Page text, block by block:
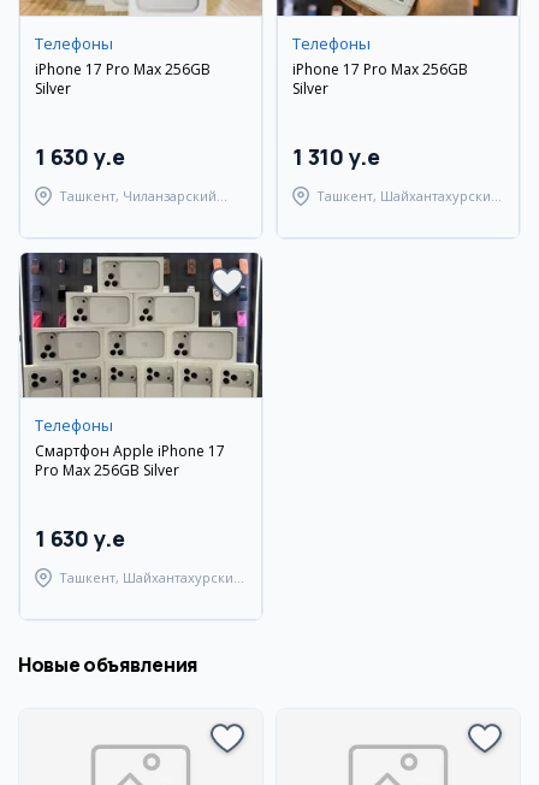
Телефоны
iPhone 17 Pro Max 256GB
Silver
1 630 y.e
Ташкент, Чиланзарский
Телефоны
iPhone 17 Pro Max 256GB
Silver
1 310 y.e
Ташкент, Шайхантахурский
Телефоны
Смартфон Apple iPhone 17
Pro Max 256GB Silver
1 630 y.e
Ташкент, Шайхантахурский
Новые объявления